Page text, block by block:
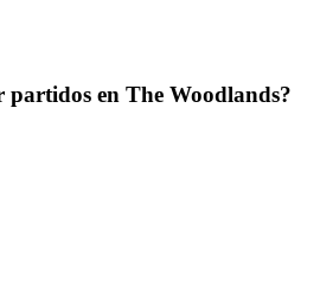
partidos en The Woodlands?